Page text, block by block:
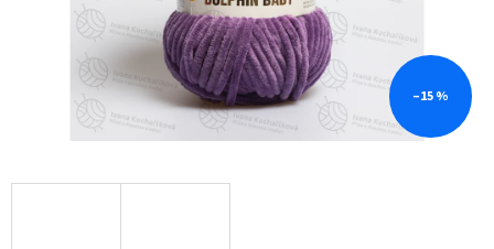
–15 %